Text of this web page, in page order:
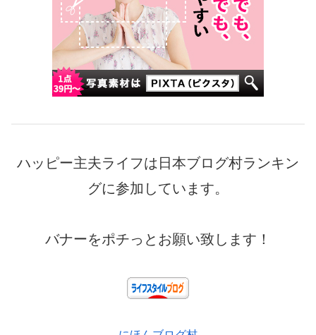
ハッピー主夫ライフは日本ブログ村ランキン
グに参加しています。
バナーをポチっとお願い致します！